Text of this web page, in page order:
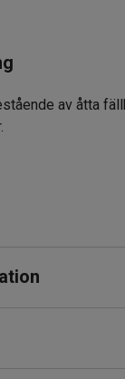
av åtta
bord. Det är